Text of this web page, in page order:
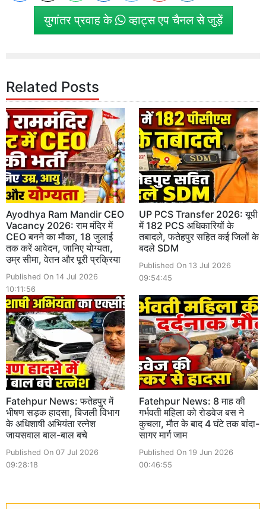
युगांतर प्रवाह के व्हाट्स एप चैनल से जुड़ें
Related Posts
Ayodhya Ram Mandir CEO
Vacancy 2026: राम मंदिर में
CEO बनने का मौका, 18 जुलाई
तक करें आवेदन, जानिए योग्यता,
उम्र सीमा, वेतन और पूरी प्रक्रिया
Published On 14 Jul 2026
10:11:56
UP PCS Transfer 2026: यूपी
में 182 PCS अधिकारियों के
तबादले, फतेहपुर सहित कई जिलों के
बदले SDM
Published On 13 Jul 2026
09:54:45
Fatehpur News: फतेहपुर में
भीषण सड़क हादसा, बिजली विभाग
के अधिशाषी अभियंता रत्नेश
जायसवाल बाल-बाल बचे
Published On 07 Jul 2026
09:28:18
Fatehpur News: 8 माह की
गर्भवती महिला को रोडवेज बस ने
कुचला, मौत के बाद 4 घंटे तक बांदा-
सागर मार्ग जाम
Published On 19 Jun 2026
00:46:55